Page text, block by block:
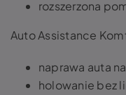
rozszerzona
Auto Assistance
naprawa auta
holowanie bez